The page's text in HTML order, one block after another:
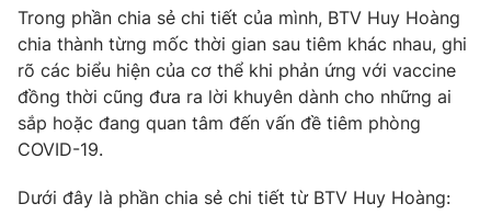
Hậu trường
Nhân vật
Khán giả
Giải sao mai
Điện ảnh
Âm nhạc
Sao
Đời sống
Du lịch
Làm đẹp
Giáo dục
Tuyển sinh
Học trực tuyến
Trong phần chia sẻ chi tiết của mình, BTV Huy Hoàng
chia thành từng mốc thời gian sau tiêm khác nhau, ghi
rõ các biểu hiện của cơ thể khi phản ứng với vaccine
đồng thời cũng đưa ra lời khuyên dành cho những ai
sắp hoặc đang quan tâm đến vấn đề tiêm phòng
COVID-19.
Dưới đây là phần chia sẻ chi tiết từ BTV Huy Hoàng: